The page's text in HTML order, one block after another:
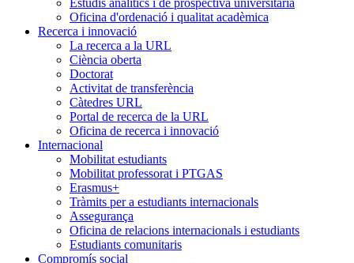
Oficina d'ordenació i qualitat acadèmica
Recerca i innovació
La recerca a la URL
Ciència oberta
Doctorat
Activitat de transferència
Càtedres URL
Portal de recerca de la URL
Oficina de recerca i innovació
Internacional
Mobilitat estudiants
Mobilitat professorat i PTGAS
Erasmus+
Tràmits per a estudiants internacionals
Assegurança
Oficina de relacions internacionals i estudiants
Estudiants comunitaris
Compromís social